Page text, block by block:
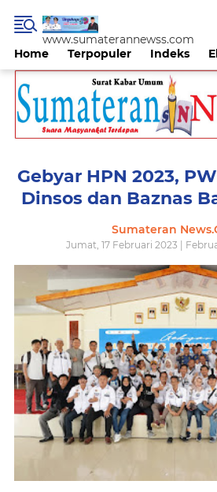
Home Terpopuler Indeks
www.sumaterannewss.com
Gebyar HPN 2023,
Dinsos dan Baznas
Sumateran
Jumat, 17 Februari 2023 |